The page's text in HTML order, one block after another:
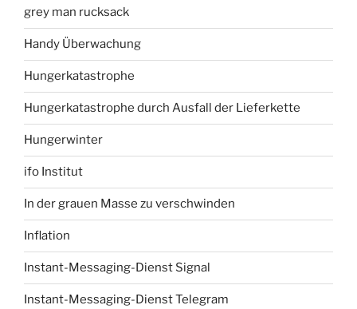
grey man rucksack
Handy Überwachung
Hungerkatastrophe
Hungerkatastrophe durch Ausfall der Lieferkette
Hungerwinter
ifo Institut
In der grauen Masse zu verschwinden
Inflation
Instant-Messaging-Dienst Signal
Instant-Messaging-Dienst Telegram